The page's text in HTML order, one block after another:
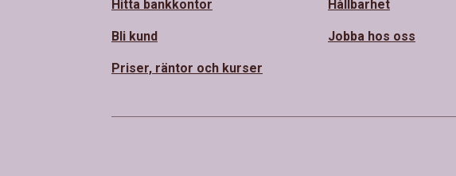
Hitta bankkontor
Bli kund
Priser, räntor och kurser
Hållbarhet
Jobba hos oss